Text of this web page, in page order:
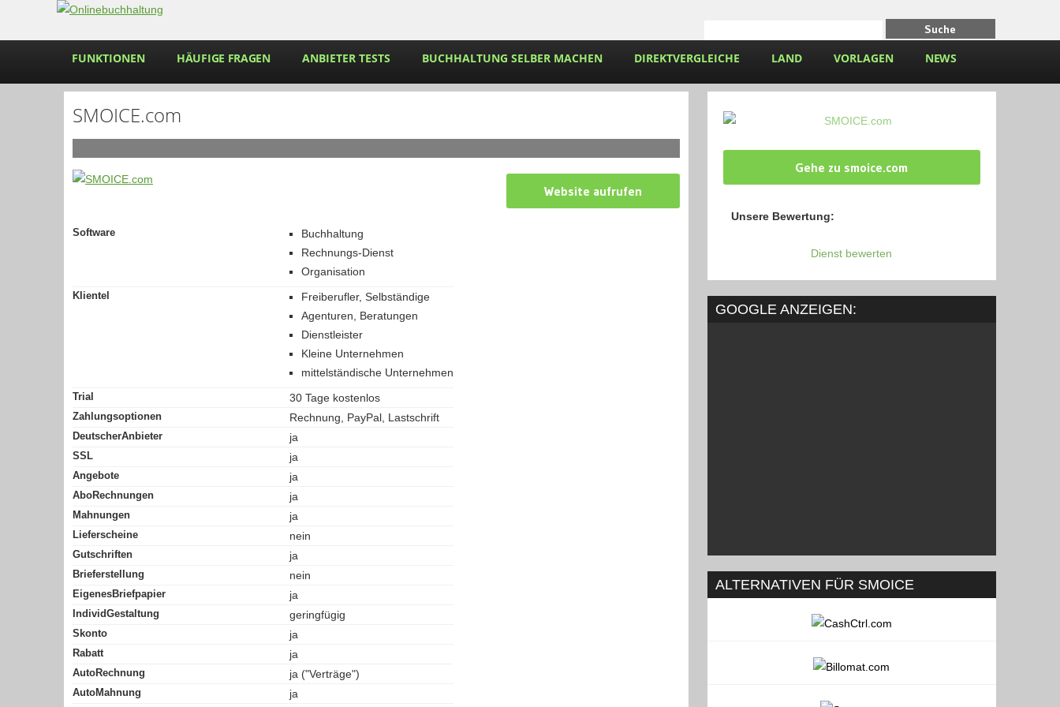
FUNKTIONEN HÄUFIGE FRAGEN ANBIETER TESTS BUCHHALTUNG SELBER MACHEN DIREKTVERGLEICHE LAND VORLAGEN NEWS
SMOICE.com
Angebote zeigen »
Website aufrufen
Software
Buchhaltung
Rechnungs-Dienst
Organisation
Klientel
Freiberufler, Selbständige
Agenturen, Beratungen
Dienstleister
Kleine Unternehmen
mittelständische Unternehmen
Trial 30 Tage kostenlos
Zahlungsoptionen Rechnung, PayPal, Lastschrift
DeutscherAnbieter ja
SSL ja
Angebote ja
AboRechnungen ja
Mahnungen ja
Lieferscheine nein
Gutschriften ja
Brieferstellung nein
EigenesBriefpapier ja
IndividGestaltung geringfügig
Skonto ja
Rabatt ja
AutoRechnung ja ("Verträge")
AutoMahnung ja
Gehe zu smoice.com
Unsere Bewertung:
Dienst bewerten
GOOGLE ANZEIGEN:
ALTERNATIVEN FÜR SMOICE